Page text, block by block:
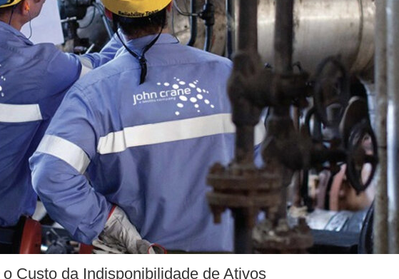
Custo da Indisponibilidade de Ativos